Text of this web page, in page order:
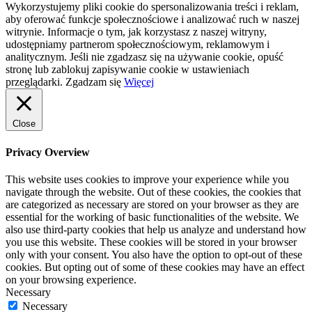
Wykorzystujemy pliki cookie do spersonalizowania treści i reklam,
aby oferować funkcje społecznościowe i analizować ruch w naszej
witrynie. Informacje o tym, jak korzystasz z naszej witryny,
udostępniamy partnerom społecznościowym, reklamowym i
analitycznym. Jeśli nie zgadzasz się na używanie cookie, opuść
stronę lub zablokuj zapisywanie cookie w ustawieniach
przeglądarki. Zgadzam się Więcej
Close
Privacy Overview
This website uses cookies to improve your experience while you
navigate through the website. Out of these cookies, the cookies that
are categorized as necessary are stored on your browser as they are
essential for the working of basic functionalities of the website. We
also use third-party cookies that help us analyze and understand how
you use this website. These cookies will be stored in your browser
only with your consent. You also have the option to opt-out of these
cookies. But opting out of some of these cookies may have an effect
on your browsing experience.
Necessary
Necessary